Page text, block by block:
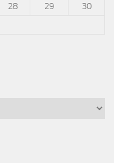
28 29
30